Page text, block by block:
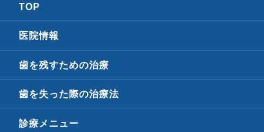
TOP
医院情報
歯を残すための治療
歯を失った際の治療法
診療メニュー